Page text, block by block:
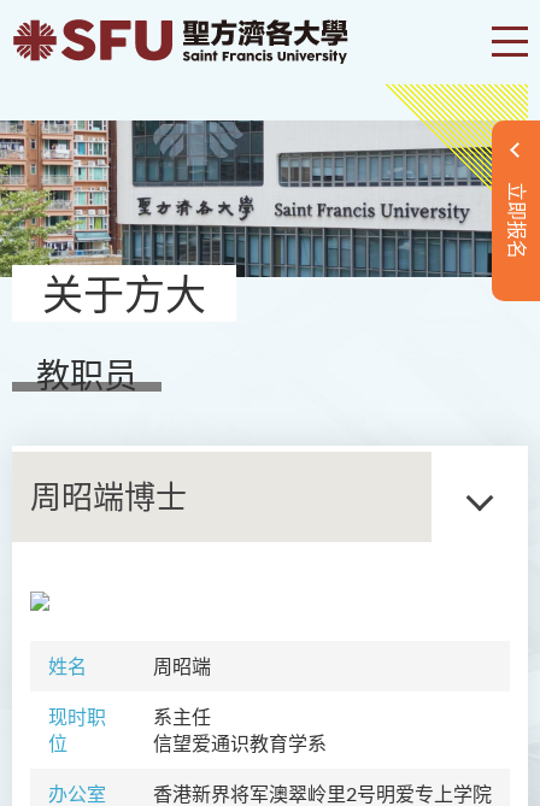
立即报名
关于方大
教职员
周昭端博士
姓名 周昭端
现时职
位
系主任
信望爱通识教育学系
办公室
香港新界将军澳翠岭里2号明爱专上学院